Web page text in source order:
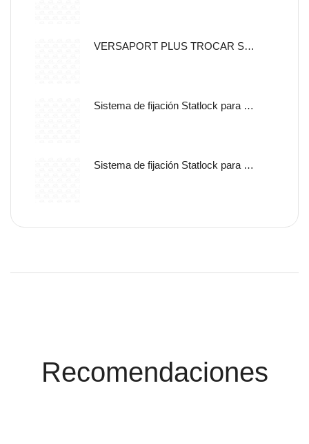
VERSAPORT PLUS TROCAR SIN CUCHILLA CON CANULA DE
Sistema de fijación Statlock para sonda nasogástrica y sondas de alimentación enteral, tamaño pediátrico, auto adherible.
Sistema de fijación Statlock para sonda nasogástrica y sondas de alimentación enteral, tamaño pediátrico, libre de latex.
Promociones
Recomendaciones